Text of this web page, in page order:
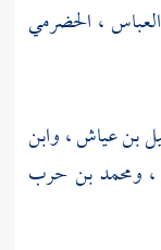
العباس ، الحضرمي
بن عياش،وابن
، ومحمد بن حرب